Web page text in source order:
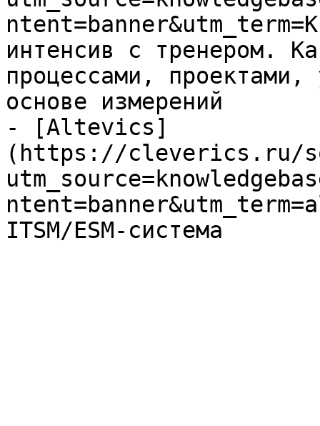
интенсив с тренером.
процессами, проектами,
основе измерений
- [Altevics]
(https://cleverics.ru/
ITSM/ESM-система